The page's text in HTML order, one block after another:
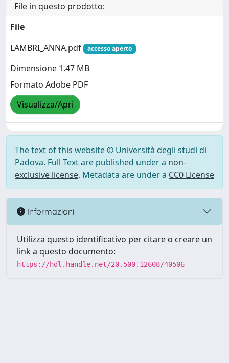
File in questo prodotto:
File
LAMBRI_ANNA.pdf
accesso aperto
Dimensione 1.47 MB
Formato Adobe PDF
Visualizza/Apri
The text of this website © Università degli studi di
Padova. Full Text are published under a non-
exclusive license. Metadata are under a CC0 License
Informazioni
Utilizza questo identificativo per citare o creare un
link a questo documento:
https://hdl.handle.net/20.500.12608/40506